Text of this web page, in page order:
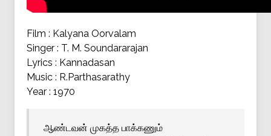
Film : Kalyana Oorvalam
Singer : T. M. Soundararajan
Lyrics : Kannadasan
Music : R.Parthasarathy
Year : 1970
ஆண்டவன் முகத்த பாக்கணும்